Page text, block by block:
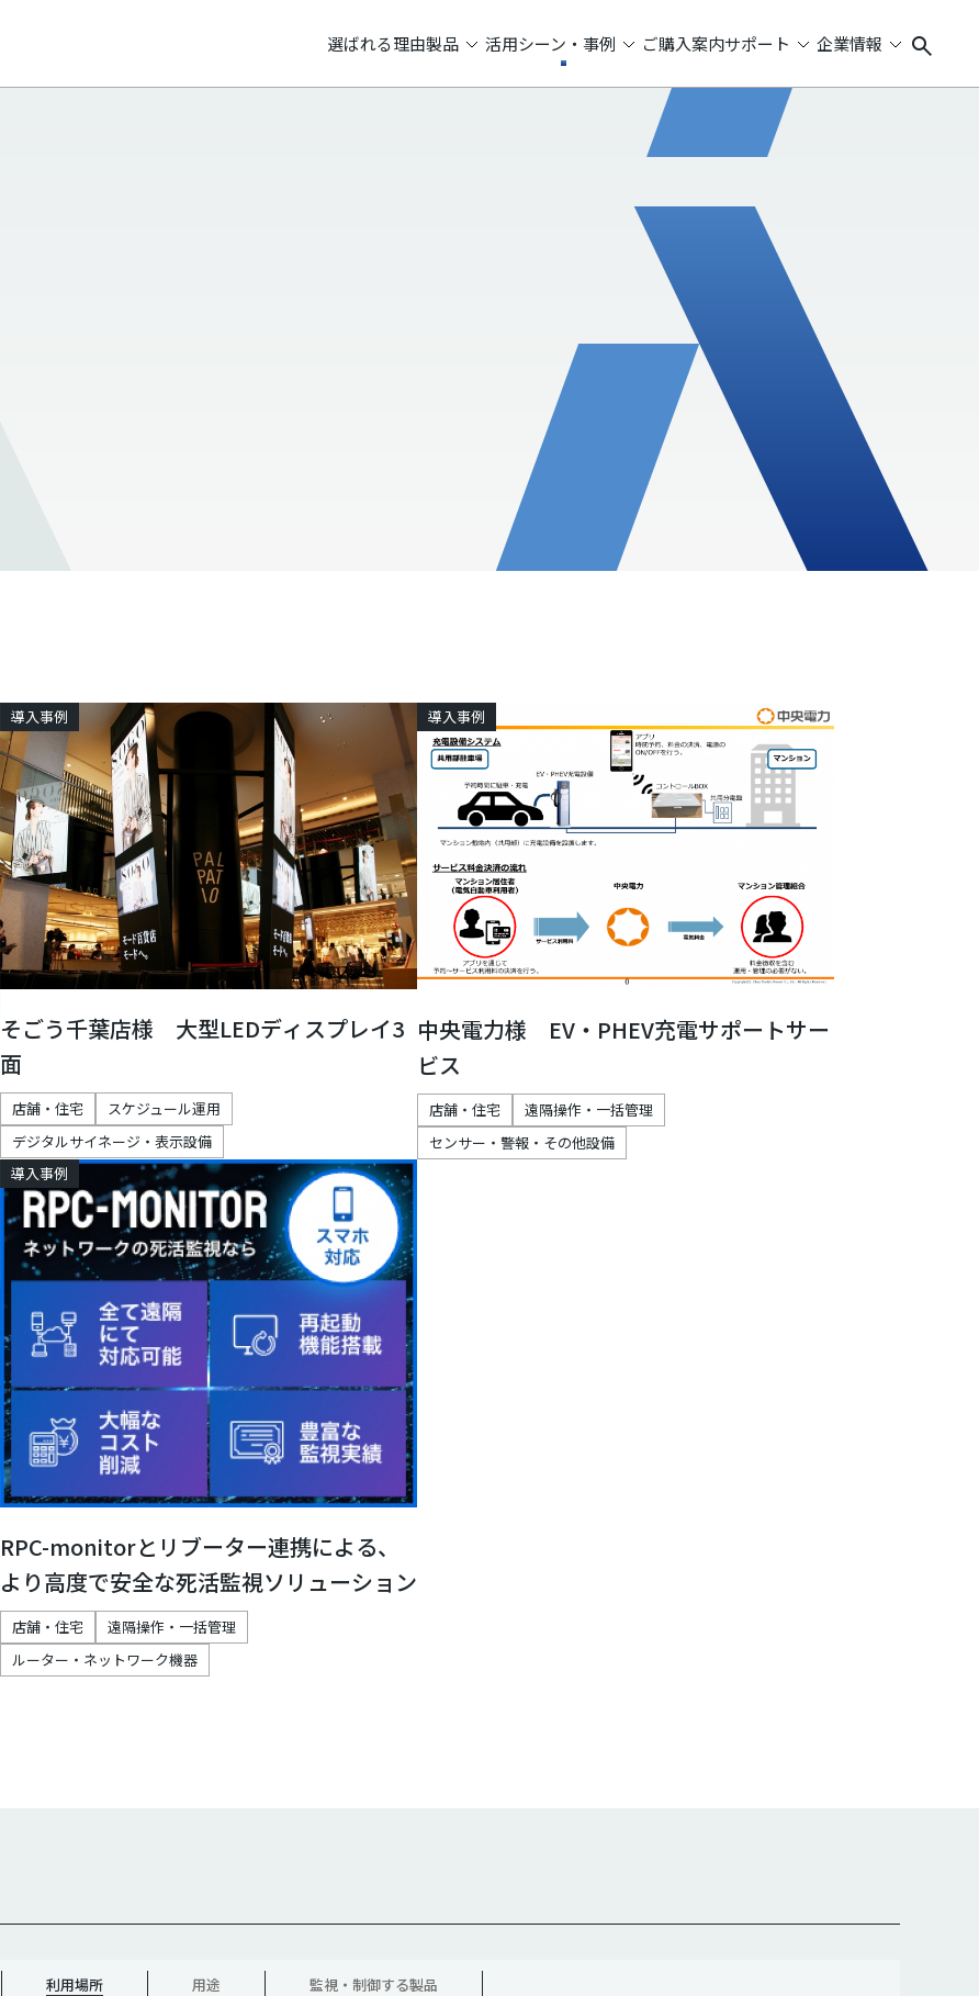
選ばれる理由製品 活用シーン・事例 ご購入案内サポート 企業情報
導入事例
そごう千葉店様 大型LEDディスプレイ3
面
店舗・住宅
スケジュール運用
デジタルサイネージ・表示設備
導入事例
中央電力様 EV・PHEV充電サポートサー
ビス
店舗・住宅
遠隔操作・一括管理
センサー・警報・その他設備
導入事例
RPC-monitorとリブーター連携による、
より高度で安全な死活監視ソリューション
店舗・住宅
遠隔操作・一括管理
ルーター・ネットワーク機器
利用場所 用途 監視・制御する製品